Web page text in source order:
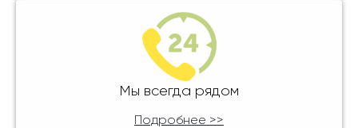
Мы всегда рядом
Подробнее >>